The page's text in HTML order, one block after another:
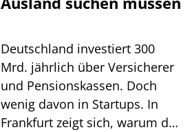
Deutschland investiert 300
Mrd. jährlich über Versicherer
und Pensionskassen. Doch
wenig davon in Startups. In
Frankfurt zeigt sich, warum das